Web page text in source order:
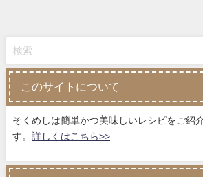
このサイトについて
そくめしは簡単かつ美味しいレシピをご紹
す。 詳しくはこちら>>